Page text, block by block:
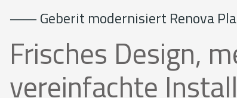
⸺ Geberit modernisiert Renova
Frisches Design,
vereinfachte